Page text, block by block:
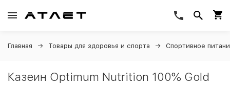
Главная Товары для здоровья и спорта Спортивное
Казеин Optimum Nutrition 100% Gold